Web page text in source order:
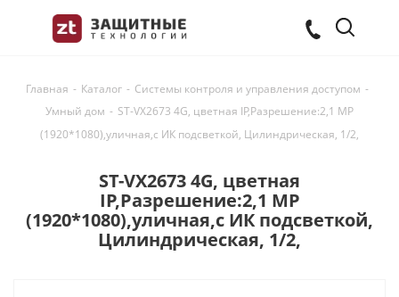
Главная - Каталог - Системы контроля и управления доступом -
Умный дом - ST-VX2673 4G, цветная IP,Разрешение:2,1 MP
(1920*1080),уличная,с ИК подсветкой, Цилиндрическая, 1/2,
ST-VX2673 4G, цветная
IP,Разрешение:2,1 MP
(1920*1080),уличная,с ИК подсветкой,
Цилиндрическая, 1/2,